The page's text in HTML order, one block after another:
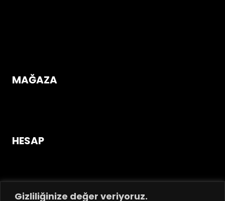
Gizliliğinize değer veriyoruz.
MAĞAZA
HESAP
Sipariş Takip